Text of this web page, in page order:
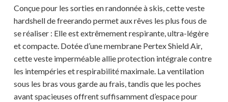
Conçue pour les sorties en randonnée à skis, cette veste
hardshell de freerando permet aux rêves les plus fous de
se réaliser : Elle est extrêmement respirante, ultra-légère
et compacte. Dotée d’une membrane Pertex Shield Air,
cette veste imperméable allie protection intégrale contre
les intempéries et respirabilité maximale. La ventilation
sous les bras vous garde au frais, tandis que les poches
avant spacieuses offrent suffisamment d’espace pour